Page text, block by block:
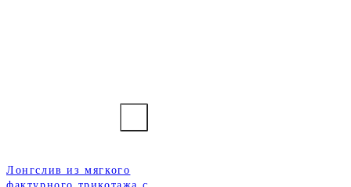
Лонгслив из мягкого